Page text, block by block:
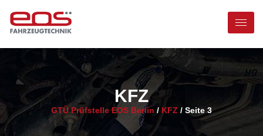
KFZ
GTÜ Prüfstelle EOS Berlin / KFZ / Seite 3